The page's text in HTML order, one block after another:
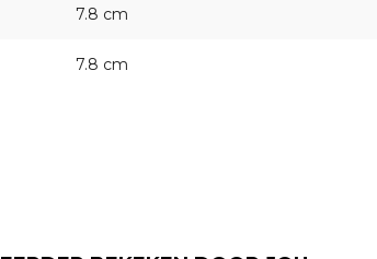
7.8 cm
7.8 cm